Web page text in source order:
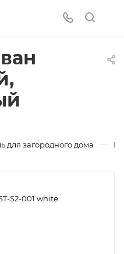
для загородного дома —
S2-001 white